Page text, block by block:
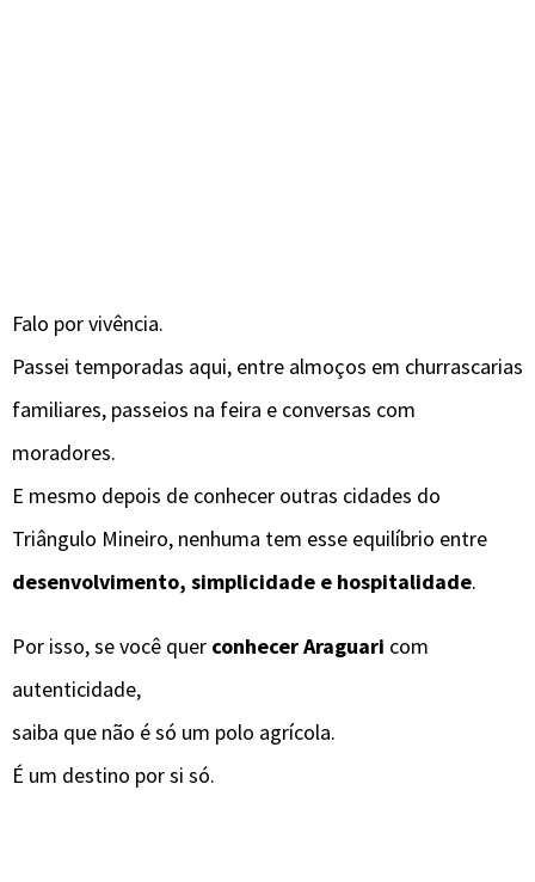
Falo por vivência.
Passei temporadas aqui, entre almoços em churrascarias
familiares, passeios na feira e conversas com
moradores.
E mesmo depois de conhecer outras cidades do
Triângulo Mineiro, nenhuma tem esse equilíbrio entre
desenvolvimento, simplicidade e hospitalidade.
Por isso, se você quer conhecer Araguari com
autenticidade,
saiba que não é só um polo agrícola.
É um destino por si só.